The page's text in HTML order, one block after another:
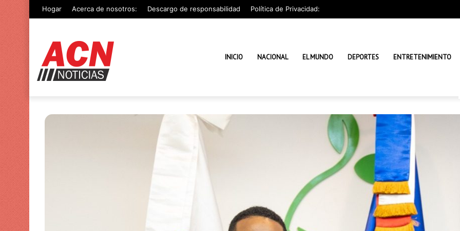
Hogar Acerca de nosotros: Descargo de responsabilidad Política de Privacidad:
INICIO NACIONAL EL MUNDO DEPORTES ENTRETENIMIENTO